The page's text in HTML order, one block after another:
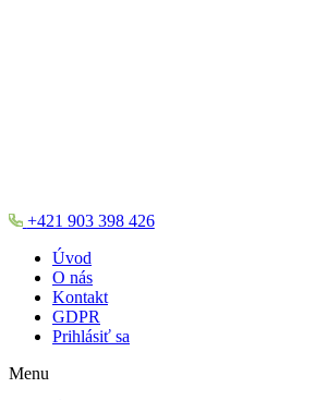
+421 903 398 426
Úvod
O nás
Kontakt
GDPR
Prihlásiť sa
Menu